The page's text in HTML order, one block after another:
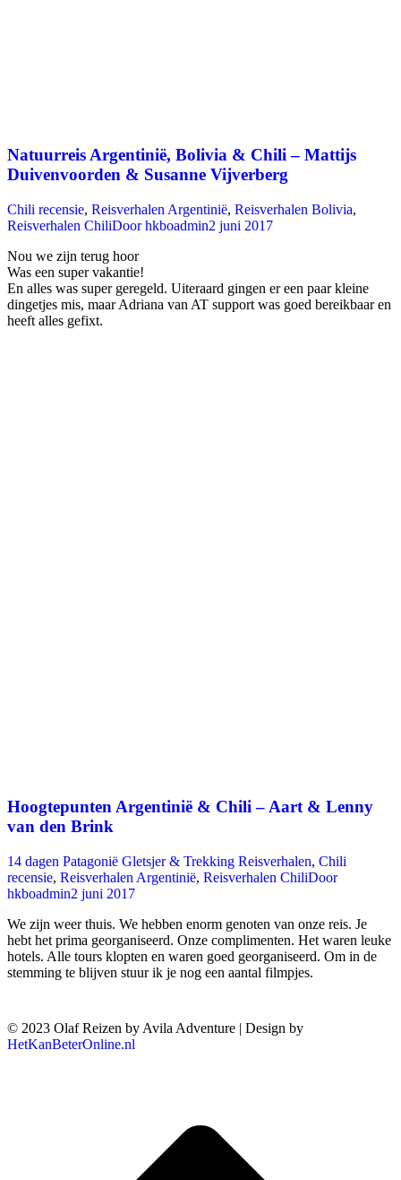
Natuurreis Argentinië, Bolivia & Chili – Mattijs
Duivenvoorden & Susanne Vijverberg
Chili recensie, Reisverhalen Argentinië, Reisverhalen Bolivia,
Reisverhalen ChiliDoorhkboadmin2 juni 2017
Nou we zijn terug hoor
Was een super vakantie!
En alles was super geregeld. Uiteraard gingen er een paar kleine
dingetjes mis, maar Adriana van AT support was goed bereikbaar en
heeft alles gefixt.
Hoogtepunten Argentinië & Chili – Aart & Lenny
van den Brink
14 dagen Patagonië Gletsjer & Trekking Reisverhalen, Chili
recensie, Reisverhalen Argentinië, Reisverhalen ChiliDoor
hkboadmin2 juni 2017
We zijn weer thuis. We hebben enorm genoten van onze reis. Je
hebt het prima georganiseerd. Onze complimenten. Het waren leuke
hotels. Alle tours klopten en waren goed georganiseerd. Om in de
stemming te blijven stuur ik je nog een aantal filmpjes.
© 2023 Olaf Reizen by Avila Adventure | Design by
HetKanBeterOnline.nl